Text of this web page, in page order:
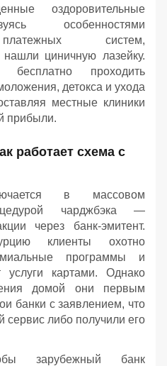
оздоровительные
особенностями
систем,
циничную лазейку.
проходить
детокса и ухода
местные клиники
прибыли.
работает схема с
в массовом
чарджбэка —
через банк-эмитент.
клиенты охотно
программы и
услуги картами. Однако
домой они первым
банки с заявлением, что
сервис либо получили его
зарубежный банк